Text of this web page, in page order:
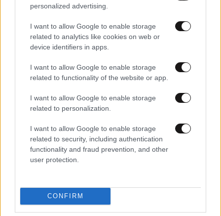
personalized advertising.
I want to allow Google to enable storage
related to analytics like cookies on web or
device identifiers in apps.
I want to allow Google to enable storage
related to functionality of the website or app.
I want to allow Google to enable storage
related to personalization.
I want to allow Google to enable storage
related to security, including authentication
functionality and fraud prevention, and other
user protection.
CONFIRM
που φέρεται να βρίσκεται πίσω του – Τι ορίζει ο
όρος Greek Mafia